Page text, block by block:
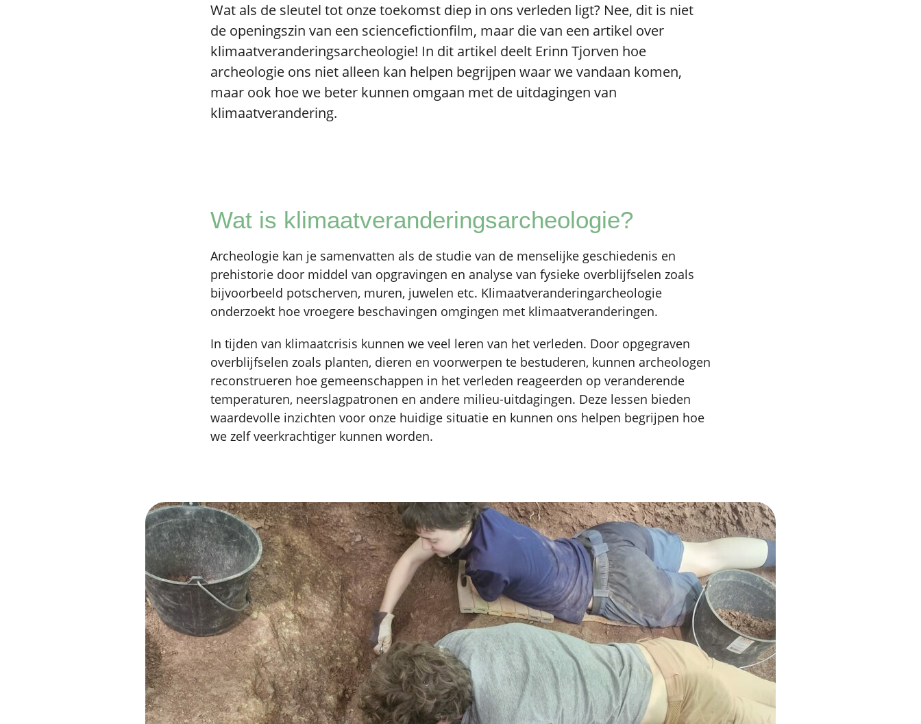
Wat als de sleutel tot onze toekomst diep in ons verleden ligt? Nee, dit is niet
de openingszin van een sciencefictionfilm, maar die van een artikel over
klimaatveranderingsarcheologie! In dit artikel deelt Erinn Tjorven hoe
archeologie ons niet alleen kan helpen begrijpen waar we vandaan komen,
maar ook hoe we beter kunnen omgaan met de uitdagingen van
klimaatverandering.
Wat is klimaatveranderingsarcheologie?
Archeologie kan je samenvatten als de studie van de menselijke geschiedenis en
prehistorie door middel van opgravingen en analyse van fysieke overblijfselen zoals
bijvoorbeeld potscherven, muren, juwelen etc. Klimaatveranderingarcheologie
onderzoekt hoe vroegere beschavingen omgingen met klimaatveranderingen.
In tijden van klimaatcrisis kunnen we veel leren van het verleden. Door opgegraven
overblijfselen zoals planten, dieren en voorwerpen te bestuderen, kunnen archeologen
reconstrueren hoe gemeenschappen in het verleden reageerden op veranderende
temperaturen, neerslagpatronen en andere milieu-uitdagingen. Deze lessen bieden
waardevolle inzichten voor onze huidige situatie en kunnen ons helpen begrijpen hoe
we zelf veerkrachtiger kunnen worden.